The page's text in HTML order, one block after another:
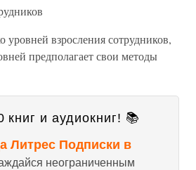
уровней взросления сотрудников,
предполагает свои методы
и аудиокниг! 📚
Литрес Подписки в
неограниченным